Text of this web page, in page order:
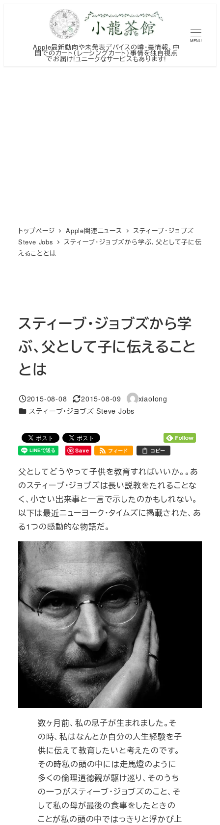
Apple最新動向や未発表デバイスの噂・裏情報、中
国でのカート（レーシングカート）事情を独自視点
でお届け!ユニークなサービスもあります!
MENU
トップページ Apple関連ニュース
スティーブ・ジョブズ
Steve Jobs
スティーブ・ジョブズから学ぶ、父として子に伝
えることとは
スティーブ・ジョブズから学
ぶ、父として子に伝えること
とは
投稿日
2015-08-08
更新日
2015-08-09
著
者
xiaolong
カテゴリー
スティーブ・ジョブズ Steve Jobs
Save フィード コピー
父としてどうやって子供を教育すればいいか。。あ
のスティーブ・ジョブズは長い説教をたれることな
く、小さい出来事と一言で示したのかもしれない。
以下は最近ニューヨーク・タイムズに掲載された、あ
る1つの感動的な物語だ。
数ヶ月前、私の息子が生まれました。そ
の時、私はなんとか自分の人生経験を子
供に伝えて教育したいと考えたのです。
その時私の頭の中には走馬燈のように
多くの倫理道徳観が駆け巡り、そのうち
の一つがスティーブ・ジョブズのこと、そ
して私の母が最後の食事をしたときの
ことが私の頭の中ではっきりと浮かび上